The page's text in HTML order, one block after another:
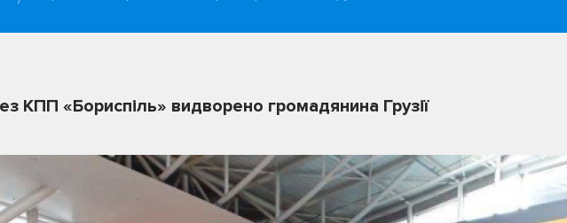
КПП «Бориспіль» видворено громадянина Грузії